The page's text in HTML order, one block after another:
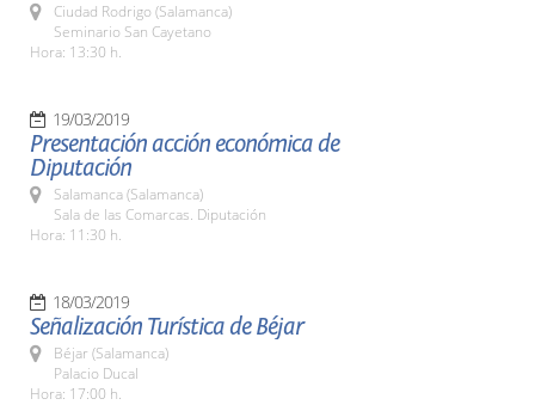
Ciudad Rodrigo (Salamanca)
Seminario San Cayetano
Hora: 13:30 h.
19/03/2019
Presentación acción económica de
Diputación
Salamanca (Salamanca)
Sala de las Comarcas. Diputación
Hora: 11:30 h.
18/03/2019
Señalización Turística de Béjar
Béjar (Salamanca)
Palacio Ducal
Hora: 17:00 h.